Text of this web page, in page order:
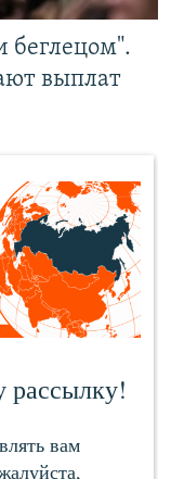
беглецом".
выплат